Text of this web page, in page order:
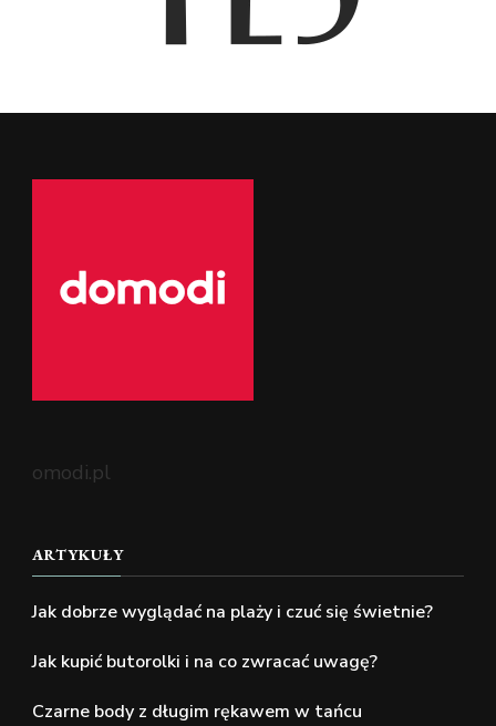
omodi.pl
ARTYKUŁY
Jak dobrze wyglądać na plaży i czuć się świetnie?
Jak kupić butorolki i na co zwracać uwagę?
Czarne body z długim rękawem w tańcu